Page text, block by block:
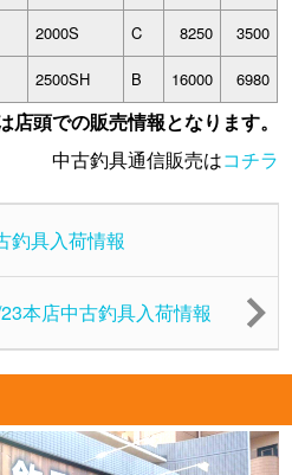
2000S C 8250 3500
2500SH B 16000 6980
店頭での販売情報となります。
中古釣具通信販売はコチラ
釣具入荷情報
本店中古釣具入荷情報